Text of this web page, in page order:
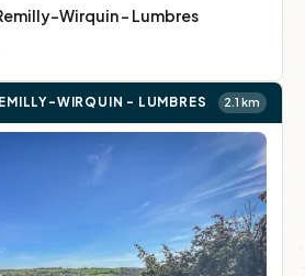
Wirquin - Lumbres
WIRQUIN - LUMBRES 2.1 km